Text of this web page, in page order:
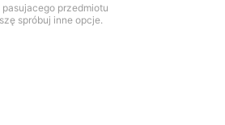
pasujacego przedmiotu
spróbuj inne opcje.